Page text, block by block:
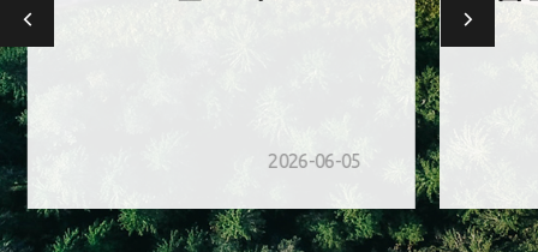
2026-06-05